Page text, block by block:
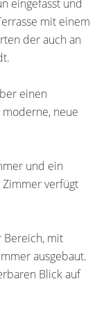
eingefasst und
mit einem
der auch an
einen
neue
und ein
verfügt
Bereich, mit
ausgebaut.
Blick auf